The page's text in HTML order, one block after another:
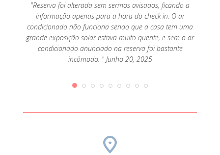
"Reserva foi alterada sem sermos avisados, ficando a
informação apenas para a hora do check in. O ar
condicionado não funciona sendo que a casa tem uma
grande exposição solar estava muito quente, e sem o ar
condicionado anunciado na reserva foi bastante
incômodo. " Junho 20, 2025